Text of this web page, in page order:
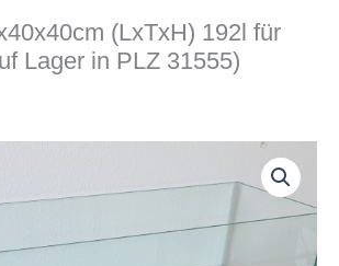
(LxTxH) 192l für
Lager in PLZ 31555)